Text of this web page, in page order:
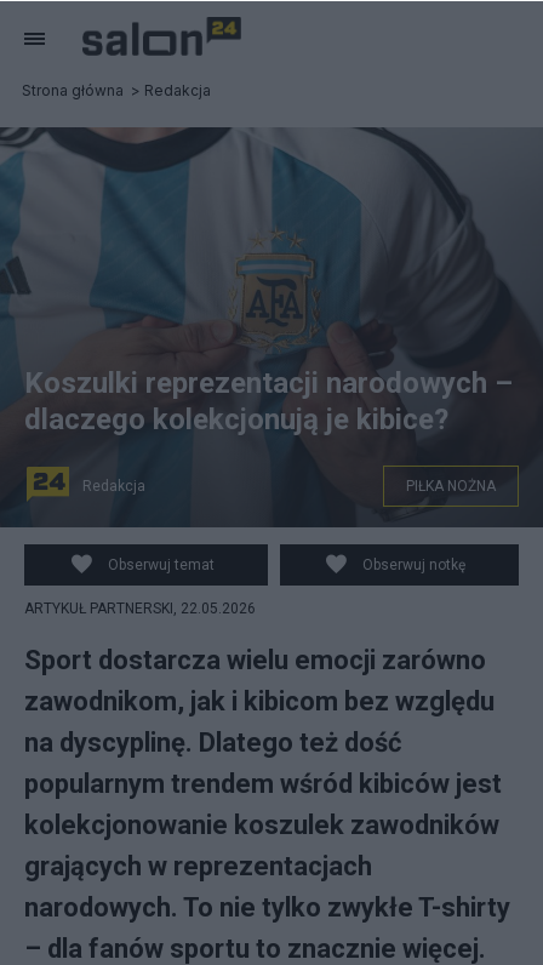
Strona główna Redakcja
Koszulki reprezentacji narodowych –
dlaczego kolekcjonują je kibice?
Redakcja PIŁKA NOŻNA
Obserwuj temat Obserwuj notkę
ARTYKUŁ PARTNERSKI, 22.05.2026
Sport dostarcza wielu emocji zarówno
zawodnikom, jak i kibicom bez względu
na dyscyplinę. Dlatego też dość
popularnym trendem wśród kibiców jest
kolekcjonowanie koszulek zawodników
grających w reprezentacjach
narodowych. To nie tylko zwykłe T-shirty
– dla fanów sportu to znacznie więcej.